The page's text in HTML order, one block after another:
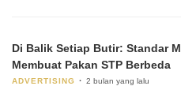
Di Balik Setiap Butir: Standar
Membuat Pakan STP Berbeda
ADVERTISING 2 bulan yang lalu